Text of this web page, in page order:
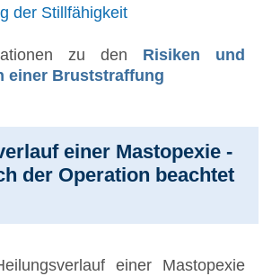
der Stillfähigkeit
zu den Risiken und
einer Bruststraffung
einer Mastopexie -
der Operation beachtet
einer Mastopexie